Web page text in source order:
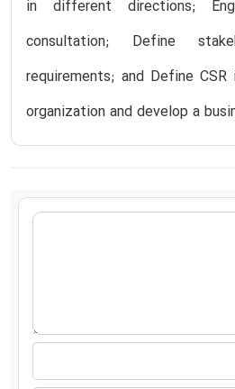
in different directions;
consultation; Define
requirements; and Define
organization and develop a